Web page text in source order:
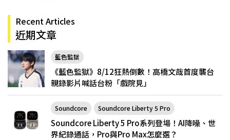
Recent Articles
近期文章
藍色監獄
《藍色監獄》8/12狂熱倒數！高橋文哉首度襲台
親錄影片喊話台粉「戲院見」
Soundcore Soundcore Liberty 5 Pro
Soundcore Liberty 5 Pro系列登場！AI降噪、世
界紀錄通話，Pro與Pro Max怎麼選？